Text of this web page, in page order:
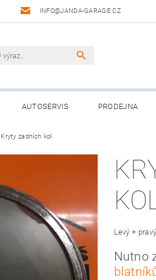
INFO@JANDA-GARAGE.CZ
AUTOSERVIS PRODEJNA
Kryty zadních kol
Levý +
Nutno